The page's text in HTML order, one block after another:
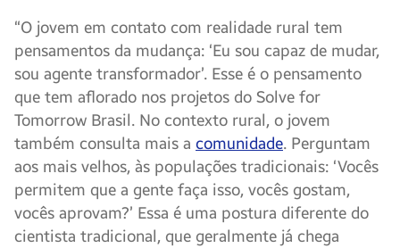
“O jovem em contato com realidade rural tem
pensamentos da mudança: ‘Eu sou capaz de mudar,
sou agente transformador’. Esse é o pensamento
que tem aflorado nos projetos do Solve for
Tomorrow Brasil. No contexto rural, o jovem
também consulta mais a comunidade. Perguntam
aos mais velhos, às populações tradicionais: ‘Vocês
permitem que a gente faça isso, vocês gostam,
vocês aprovam?’ Essa é uma postura diferente do
cientista tradicional, que geralmente já chega